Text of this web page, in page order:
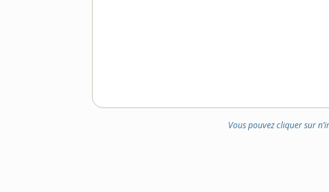
Vous pouvez cliquer sur